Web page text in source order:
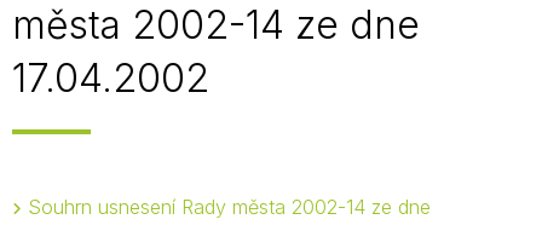
města 2002-14 ze dne
17.04.2002
Souhrn usnesení Rady města 2002-14 ze dne